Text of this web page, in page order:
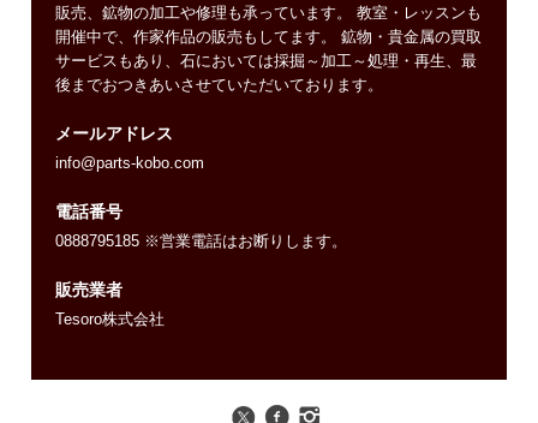
販売、鉱物の加工や修理も承っています。 教室・レッスンも
開催中で、作家作品の販売もしてます。 鉱物・貴金属の買取
サービスもあり、石においては採掘～加工～処理・再生、最
後までおつきあいさせていただいております。
メールアドレス
info@parts-kobo.com
電話番号
0888795185 ※営業電話はお断りします。
販売業者
Tesoro株式会社